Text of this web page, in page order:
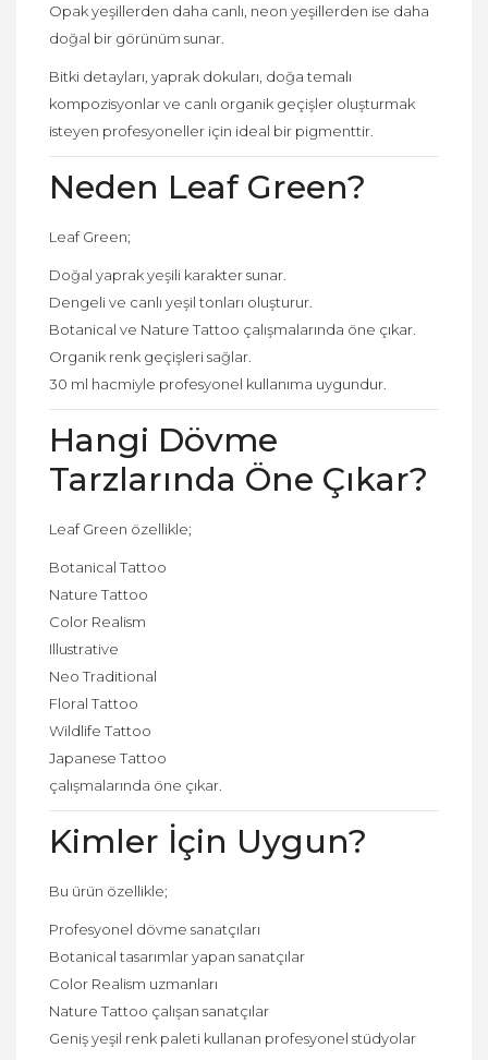
Opak yeşillerden daha canlı, neon yeşillerden ise daha
doğal bir görünüm sunar.
Bitki detayları, yaprak dokuları, doğa temalı
kompozisyonlar ve canlı organik geçişler oluşturmak
isteyen profesyoneller için ideal bir pigmenttir.
Neden Leaf Green?
Leaf Green;
Doğal yaprak yeşili karakter sunar.
Dengeli ve canlı yeşil tonları oluşturur.
Botanical ve Nature Tattoo çalışmalarında öne çıkar.
Organik renk geçişleri sağlar.
30 ml hacmiyle profesyonel kullanıma uygundur.
Hangi Dövme
Tarzlarında Öne Çıkar?
Leaf Green özellikle;
Botanical Tattoo
Nature Tattoo
Color Realism
Illustrative
Neo Traditional
Floral Tattoo
Wildlife Tattoo
Japanese Tattoo
çalışmalarında öne çıkar.
Kimler İçin Uygun?
Bu ürün özellikle;
Profesyonel dövme sanatçıları
Botanical tasarımlar yapan sanatçılar
Color Realism uzmanları
Nature Tattoo çalışan sanatçılar
Geniş yeşil renk paleti kullanan profesyonel stüdyolar